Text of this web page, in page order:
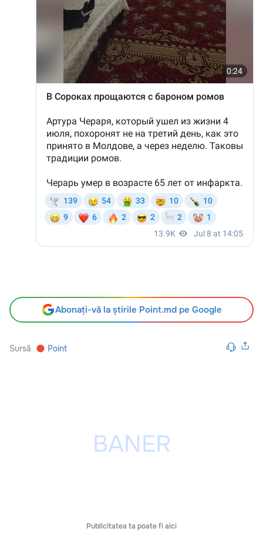
Abonați-vă la știrile Point.md pe Google
Sursă Point
Publicitatea ta poate fi aici